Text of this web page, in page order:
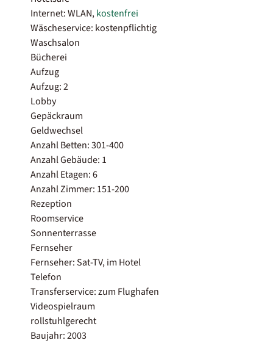
Internet: WLAN,kostenfrei
Wäscheservice: kostenpflichtig
Waschsalon
Bücherei
Aufzug
Aufzug: 2
Lobby
Gepäckraum
Geldwechsel
Anzahl Betten: 301-400
Anzahl Gebäude: 1
Anzahl Etagen: 6
Anzahl Zimmer: 151-200
Rezeption
Roomservice
Sonnenterrasse
Fernseher
Fernseher: Sat-TV, im Hotel
Telefon
Transferservice: zum Flughafen
Videospielraum
rollstuhlgerecht
Baujahr: 2003